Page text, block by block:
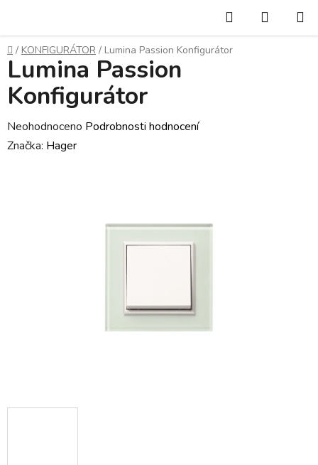
obsah
Hledat
KOŠÍK
Domů
/ KONFIGURÁTOR / Lumina Passion Konfigurátor
Lumina Passion
Konfigurátor
Průměrné
hodnocení
Neohodnoceno Podrobnosti hodnocení
Značka: Hager